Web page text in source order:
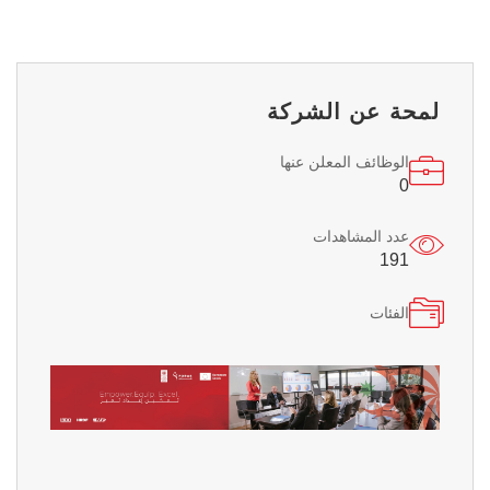
لمحة عن الشركة
الوظائف المعلن عنها
0
عدد المشاهدات
191
الفئات